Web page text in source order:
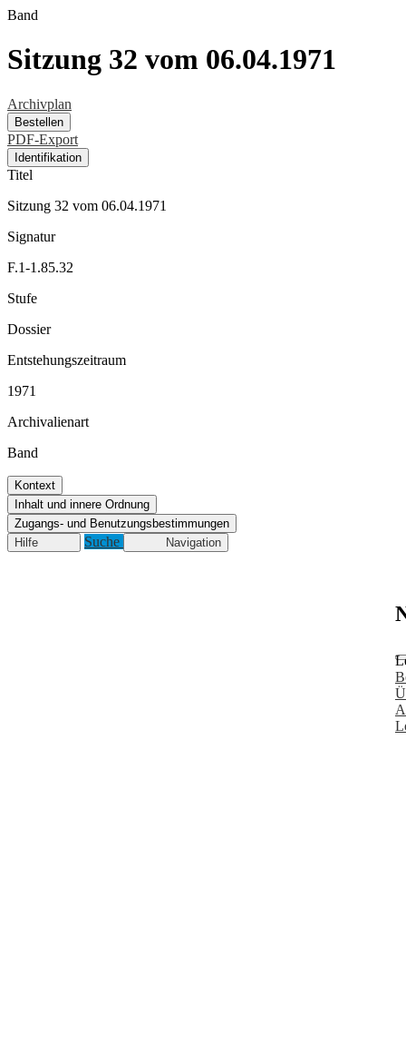
Band
Sitzung 32 vom 06.04.1971
Archivplan
Bestellen
PDF-Export
Identifikation
Titel
Sitzung 32 vom 06.04.1971
Signatur
F.1-1.85.32
Stufe
Dossier
Entstehungszeitraum
1971
Archivalienart
Band
Kontext
Inhalt und innere Ordnung
Zugangs- und Benutzungsbestimmungen
Hilfe
Suche Navigation